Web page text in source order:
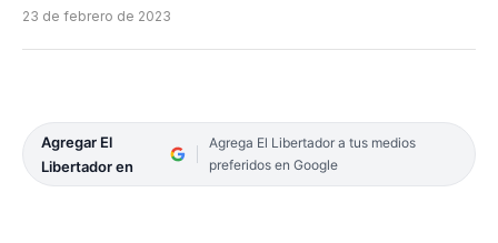
23 de febrero de 2023
Agregar El
Libertador en
Agrega El Libertador a tus medios
preferidos en Google